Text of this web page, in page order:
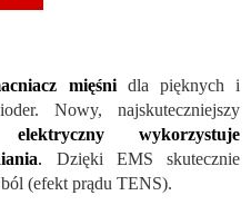
mięśnidla pięknych i
Nowy, najskuteczniejszy
elektryczny wykorzystuje
. Dzięki EMS skutecznie
(efekt prądu TENS).